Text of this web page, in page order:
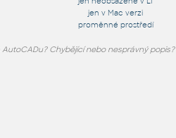
jen v Mac verzi
proměnné prostředí
Chybějící nebo nesprávný popis?